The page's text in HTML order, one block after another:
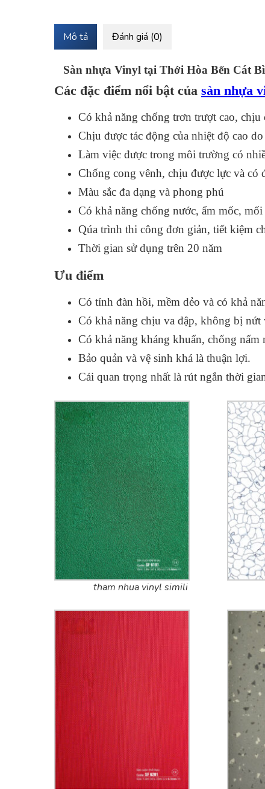
Mô tả Đánh giá (0)
Sàn nhựa Vinyl tại Thới Hòa Bến Cát
Các đặc điểm nổi bật của sàn nhựa
Có khả năng chống trơn trượt cao,
Chịu được tác động của nhiệt độ cao
Làm việc được trong môi trường có
Chống cong vênh, chịu được lực và có
Màu sắc đa dạng và phong phú
Có khả năng chống nước, ẩm mốc,
Qúa trình thi công đơn giản, tiết kiệm
Thời gian sử dụng trên 20 năm
Ưu điểm
Có tính đàn hồi, mềm dẻo và có khả
Có khả năng chịu va đập, không bị
Có khả năng kháng khuẩn, chống
Bảo quản và vệ sinh khá là thuận lợi.
Cái quan trọng nhất là rút ngắn thời
tham nhua vinyl simili